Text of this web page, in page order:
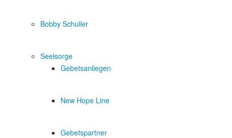
Bobby Schuller
Seelsorge
Gebetsanliegen
New Hope Line
Gebetspartner